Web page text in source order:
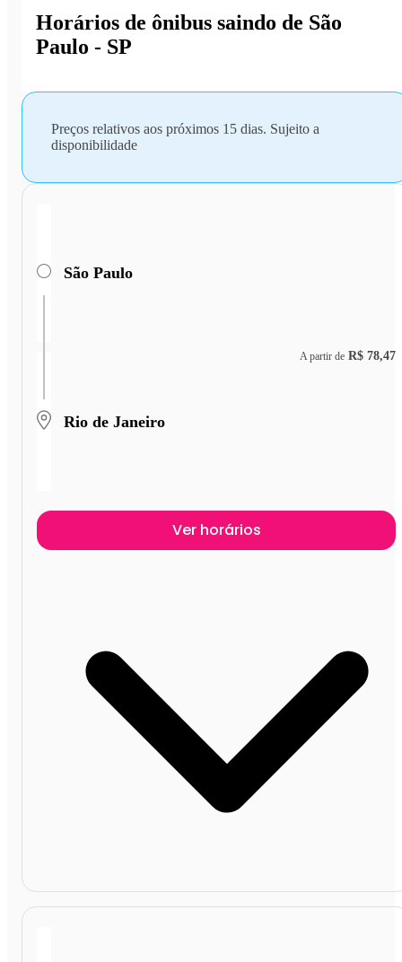
Horários de ônibus saindo de São
Paulo - SP
Preços relativos aos próximos 15 dias. Sujeito a
disponibilidade
São Paulo
Rio de Janeiro
A partir de R$ 78,47
Ver horários